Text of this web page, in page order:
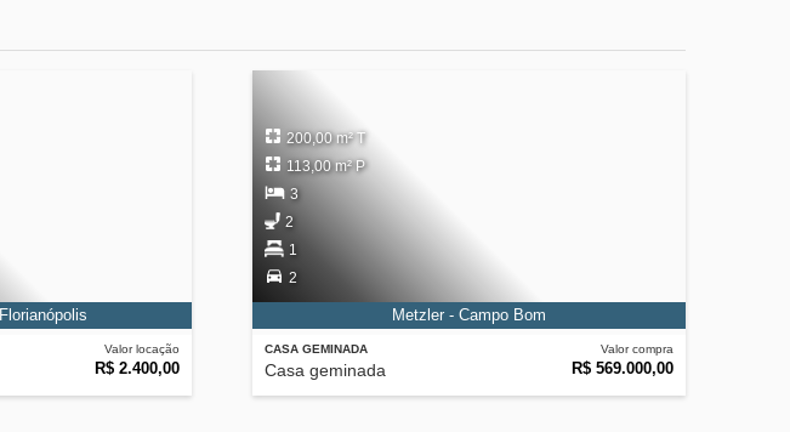
Valor locação
R$ 2.400,00
CASA GEMINADA
Casa geminada
Valor compra
R$ 569.000,00
200,00 m² T
113,00 m² P
3
2
1
2
Metzler - Campo Bom